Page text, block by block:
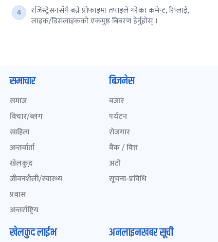
रजिस्ट्रेसनसँगै बन्ने प्रोफाइमा तपाइले गरेका कमेन्ट, रिप्लाई,
लाइक/डिसलाइकको एकमुष्ठ बिबरण हेर्नुहोस् ।
समाचार
समाज
विचार/ब्लग
साहित्य
अन्तर्वार्ता
खेलकुद़़
जीवनशैली/स्वास्थ्य
प्रवास
अन्तर्राष्ट्रिय
बिजनेस
बजार
पर्यटन
रोजगार
बैंक / वित्त
अटो
सूचना-प्रविधि
खेलकुद लाईभ अनलाइनखबर सूची